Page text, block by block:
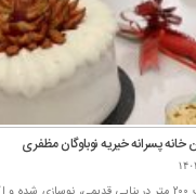
پسرانه خیریه نوباوگان مظفری